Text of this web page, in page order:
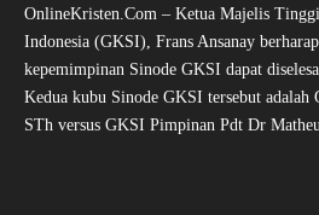
OnlineKristen.Com – Ketua Majelis
Indonesia (GKSI), Frans Ansanay
kepemimpinan Sinode GKSI dapat
Kedua kubu Sinode GKSI tersebut
STh versus GKSI Pimpinan Pdt Dr